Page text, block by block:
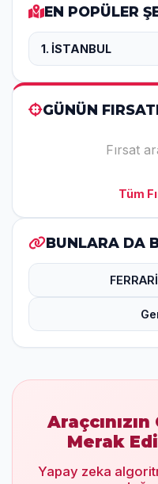
EN POPÜLER
1. İSTANBUL
GÜNÜN
Fırsat
Tüm
BUNLARA DA
Merak
Yapay zeka